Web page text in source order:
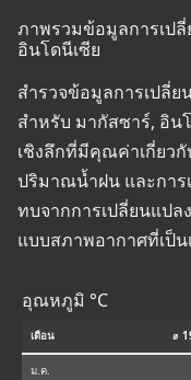
ภาพรวมข้อมูลการเป
อินโดนีเซีย
สำรวจข้อมูลการเปลี่
สำหรับ มากัสซาร์, อิน
เชิงลึกที่มีคุณค่าเกี่ยว
ปริมาณน้ำฝน และการ
ทบจากการเปลี่ยนแป
แบบสภาพอากาศที่เป็
อุณหภูมิ °C
เดือน ⌀
ม.ค.